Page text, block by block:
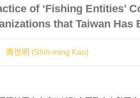
of ‘Fishing Entities’
that Taiwan Has
高世明 (Shih-ming Kao)